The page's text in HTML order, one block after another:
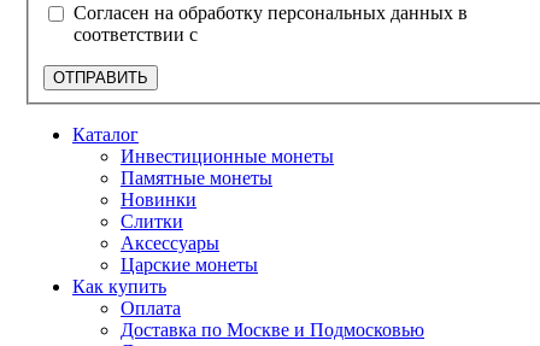
Согласен на обработку персональных данных в
соответствии с
ОТПРАВИТЬ
Каталог
Инвестиционные монеты
Памятные монеты
Новинки
Слитки
Аксессуары
Царские монеты
Как купить
Оплата
Доставка по Москве и Подмосковью